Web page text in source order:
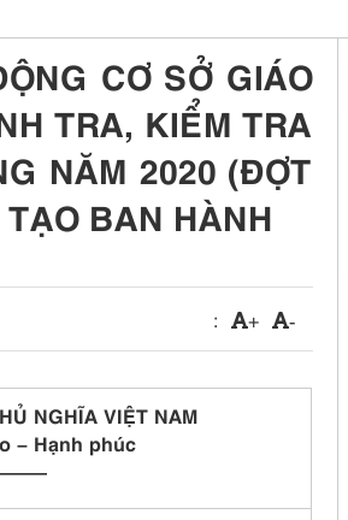
CƠ SỞ GIÁO
TRA, KIỂM TRA
NĂM 2020 (ĐỢT
BAN HÀNH
: + -
NGHĨA VIỆT NAM
– Hạnh phúc